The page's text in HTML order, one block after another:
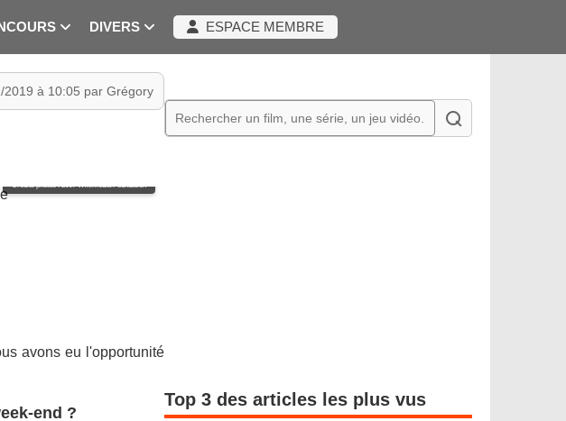
DIVERS ESPACE MEMBRE
2019 à 10:05 par Grégory
Crédits photos : 2007 Wikimedia Foundation
avons eu l'opportunité
end ?
Top 3 des articles les plus vus